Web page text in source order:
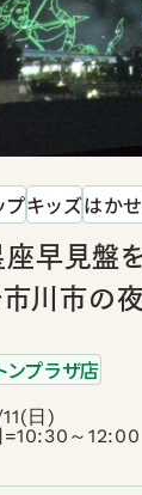
プキッズはか
早見盤
市川市の
ンプラザ店
日)
=10:30～